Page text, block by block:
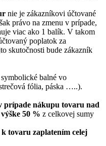
nie je zákazníkovi účtované
právo na zmenu v prípade,
viac ako 1 balík. V takom
poplatok za
skutočnosti bude zákazník
balné vo
fólia, páska …..).
prípade nákupu tovaru nad
50 % z celkovej sumy
tovaru zaplatením celej